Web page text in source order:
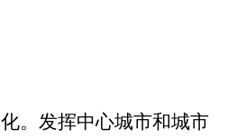
。发挥中心城市和城市